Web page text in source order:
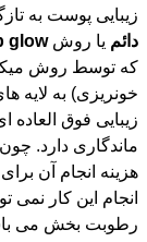
زیبایی پوست به
دائم یا روشglow
انجام این کار نمی